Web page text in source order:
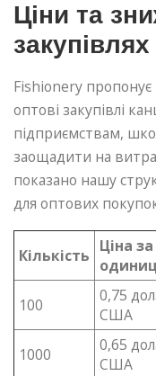
Ціни та
закупівлях
Fishionery
оптові закупівлі
підприємствам,
заощадити на
показано нашу
для оптових
Кількість Ціна за
100
0,75
США
1000
0,65
США